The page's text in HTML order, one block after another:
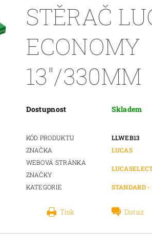
STĚRAČ
ECONOMY
13"/330MM
Dostupnost Skladem
KÓD PRODUKTU
LLWEB13
ZNAČKA
LUCAS
WEBOVÁ STRÁNKA
ZNAČKY
KATEGORIE STANDARD
Tisk Dotaz